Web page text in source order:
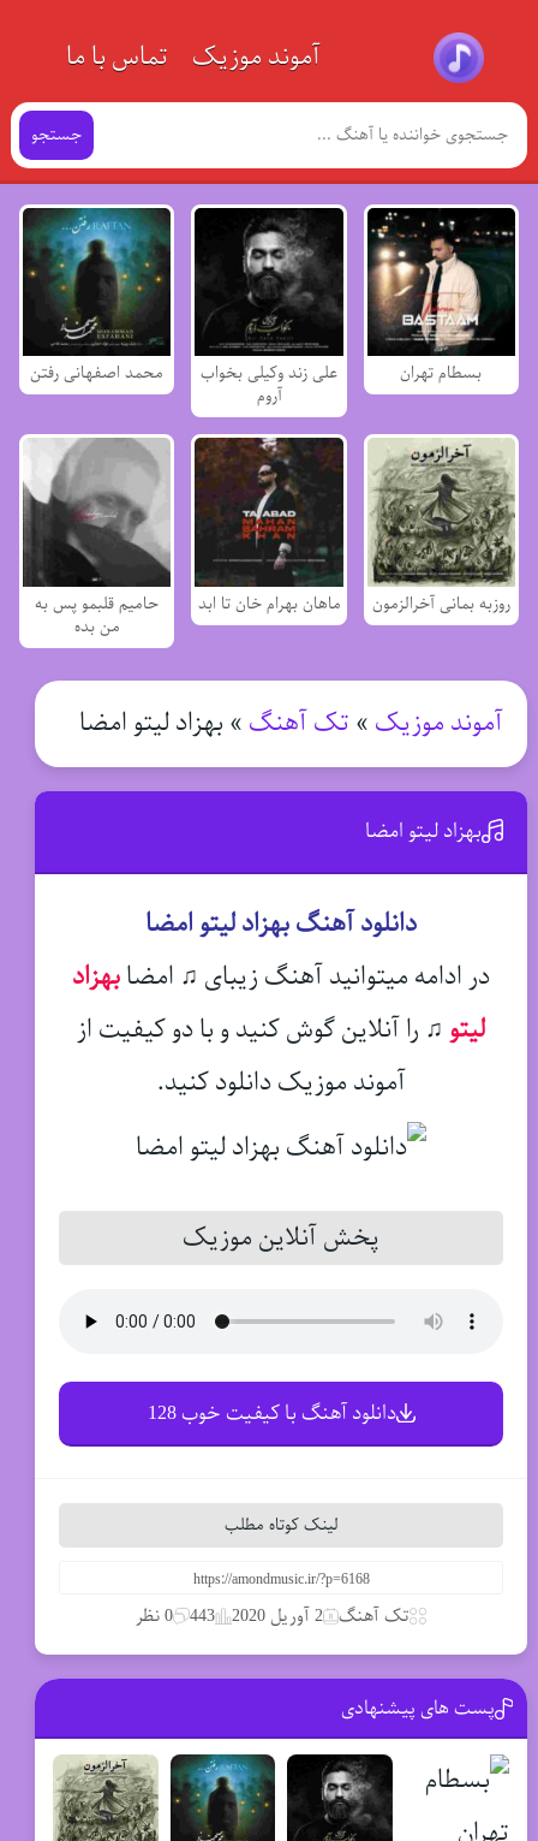
آموند موزیک تماس با ما
جستجو
بسطام تهران
علی زند وکیلی بخواب
آروم
محمد اصفهانی رفتن
روزبه بمانی آخرالزمون ماهان بهرام خان تا ابد
حامیم قلبمو پس به
من بده
آموند موزیک » تک آهنگ » بهزاد لیتو امضا
بهزاد لیتو امضا
دانلود آهنگ بهزاد لیتو امضا
در ادامه میتوانید آهنگ زیبای ♫ امضابهزاد
لیتو ♫ را آنلاین گوش کنید و با دو کیفیت از
آموند موزیک دانلود کنید.
پخش آنلاین موزیک
دانلود آهنگ با کیفیت خوب 128
لینک کوتاه مطلب
تک آهنگ 2 آوریل 2020 443 0 نظر
پست های پیشنهادی